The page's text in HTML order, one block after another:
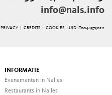
info@nals.info
PRIVACY| CREDITS| COOKIES | UID IT00445730211
INFORMATIE
Evenementen in Nalles
Restaurants in Nalles